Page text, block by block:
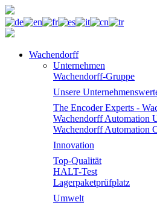
Wachendorff
Unternehmen
Wachendorff-Gruppe
Unsere
The Encoder Experts -
Wachendorff Automation
Wachendorff Automation
Innovation
Top-Qualität
HALT-Test
Lagerpaketprüfplatz
Umwelt